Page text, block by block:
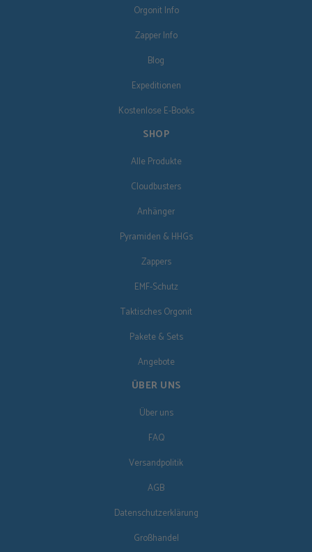
Orgonit Info
Zapper Info
Blog
Expeditionen
Kostenlose E-Books
SHOP
Alle Produkte
Cloudbusters
Anhänger
Pyramiden & HHGs
Zappers
EMF-Schutz
Taktisches Orgonit
Pakete & Sets
Angebote
ÜBER UNS
Über uns
FAQ
Versandpolitik
AGB
Datenschutzerklärung
Großhandel